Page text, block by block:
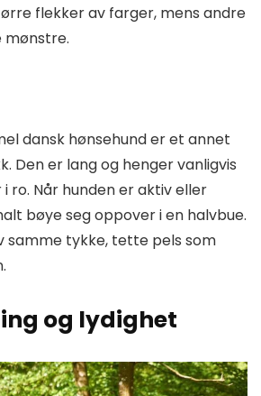
flekker av farger, mens andre
dansk hønsehund er et annet
Den er lang og henger vanligvis
ro. Når hunden er aktiv eller
bøye seg oppover i en halvbue.
samme tykke, tette pels som
og lydighet